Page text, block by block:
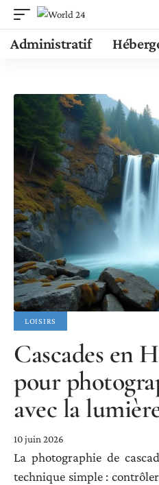
Administratif
LOISIRS
Cascades en
pour
avec la
10 juin 2026
La photographie de
technique simple :